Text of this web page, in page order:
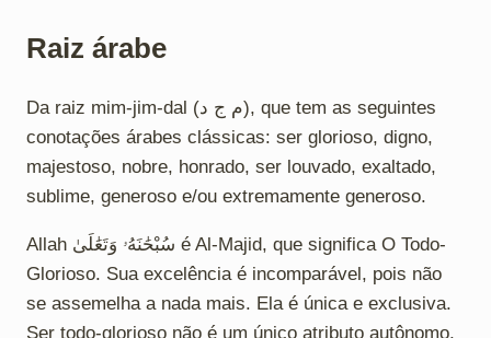
Raiz árabe
Da raiz mim-jim-dal (م ج د), que tem as seguintes
conotações árabes clássicas: ser glorioso, digno,
majestoso, nobre, honrado, ser louvado, exaltado,
sublime, generoso e/ou extremamente generoso.
Allah سُبْحَٰنَهُۥ وَتَعَٰلَىٰ é Al-Majid, que significa O Todo-
Glorioso. Sua excelência é incomparável, pois não
se assemelha a nada mais. Ela é única e exclusiva.
Ser todo-glorioso não é um único atributo autônomo,